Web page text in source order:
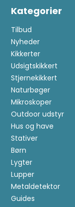
Kategorier
Tilbud
Nyheder
Kikkerter
Udsigtskikkert
Stjernekikkert
Naturbøger
Mikroskoper
Outdoor udstyr
Hus og have
Stativer
Børn
Lygter
Lupper
Metaldetektor
Guides